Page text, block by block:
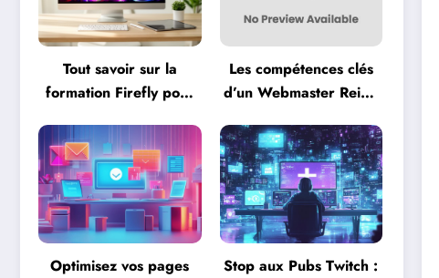
Tout savoir sur la
formation Firefly pour
avec l’IA
Les compétences clés
d’un Webmaster Reims
tendances numériques
Optimisez vos pages
Stop aux Pubs Twitch :